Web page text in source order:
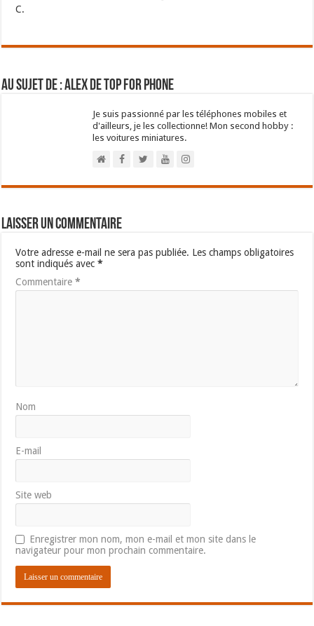
C.
Au sujet de : Alex de Top For Phone
Je suis passionné par les téléphones mobiles et
d'ailleurs, je les collectionne! Mon second hobby :
les voitures miniatures.
Laisser un commentaire
Votre adresse e-mail ne sera pas publiée. Les champs obligatoires
sont indiqués avec*
Commentaire*
Nom
E-mail
Site web
Enregistrer mon nom, mon e-mail et mon site dans le
navigateur pour mon prochain commentaire.